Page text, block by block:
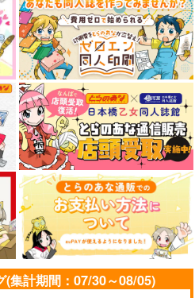
び
税込）
ズール
サンプル
作品詳細
よく、或る話。異る
話。
第一の瓶
787円（税込）
アズール×イデア
サンプル
作品詳細
いろいろ
円（税込）
アズール
サンプル
カート
MELTY BITTER SWE
ET
国道695号
専売 629円
その他
イデア×アズール
サンプル
カート
(集計期間：07/30～08/05)